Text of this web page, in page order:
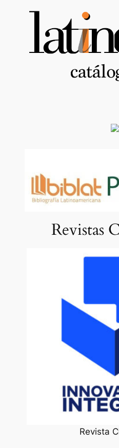
Revistas
Revista